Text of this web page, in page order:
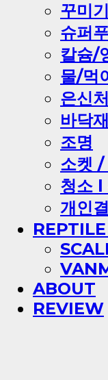
꾸미
슈퍼
칼슘/
물/먹
은신처
바닥재
조명
소켓 /
청소 l
개인
ABOUT
REVIEW